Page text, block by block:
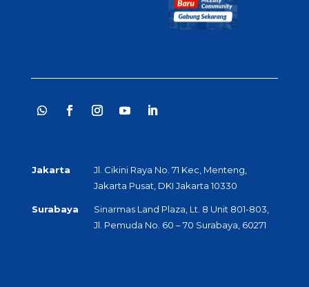
Jakarta
Jl. Cikini Raya No. 71 Kec, Menteng,
Jakarta Pusat, DKI Jakarta 10330
Surabaya
Sinarmas Land Plaza, Lt. 8 Unit 801-803,
Jl. Pemuda No. 60 – 70 Surabaya, 60271